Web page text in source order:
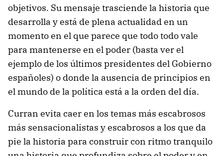
objetivos. Su mensaje trasciende la historia que
desarrolla y está de plena actualidad en un
momento en el que parece que todo todo vale
para mantenerse en el poder (basta ver el
ejemplo de los últimos presidentes del Gobierno
españoles) o donde la ausencia de principios en
el mundo de la política está a la orden del día.
Curran evita caer en los temas más escabrosos
más sensacionalistas y escabrosos a los que da
pie la historia para construir con ritmo tranquilo